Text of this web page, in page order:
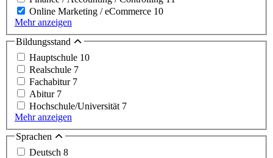
Online Marketing / eCommerce 10
Mehr anzeigen
Bildungsstand
Hauptschule 10
Realschule 7
Fachabitur 7
Abitur 7
Hochschule/Universität 7
Mehr anzeigen
Sprachen
Deutsch 8